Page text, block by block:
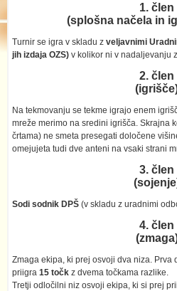
1. člen
(splošna načela in
Turnir se igra v skladu z veljavnimi
jih izdaja OZS) v kolikor ni v nadaljevanju
2. člen
Na tekmovanju se tekme igrajo enem
mreže merimo na sredini igrišča. Skrajna
črtama) ne smeta presegati določene
omejujeta tudi dve anteni na vsaki strani
3. člen
Sodi sodnik DPŠ (v skladu z uradnimi
4. člen
Zmaga ekipa, ki prej osvoji dva niza. Prva
priigra 15 točk z dvema točkama razlike.
Tretji odločilni niz osvoji ekipa, ki si prej